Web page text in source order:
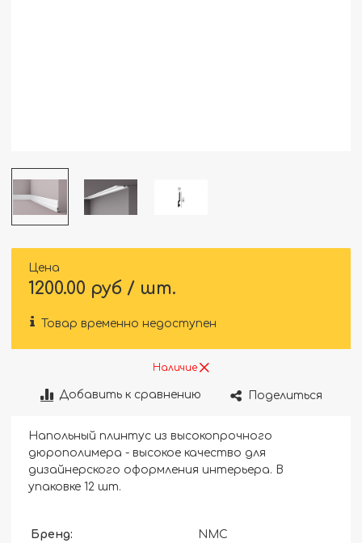
Цена
1200.00 руб / шт.
Товар временно недоступен
Наличие
Добавить к сравнению Поделиться
Напольный плинтус из высокопрочного
дюрополимера - высокое качество для
дизайнерского оформления интерьера. В
упаковке 12 шт.
Бренд: NMC